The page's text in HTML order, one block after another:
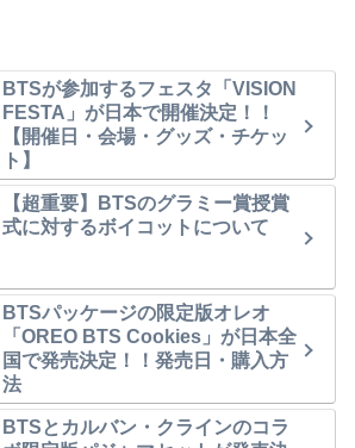
BTSが参加するフェスタ「VISION
FESTA」が日本で開催決定！！
【開催日・会場・グッズ・チケッ
ト】
【超重要】BTSのグラミー賞授賞
式に対するボイコットについて
BTSパッケージの限定版オレオ
「OREO BTS Cookies」が日本全
国で発売決定！！発売日・購入方
法
BTSとカルバン・クラインのコラ